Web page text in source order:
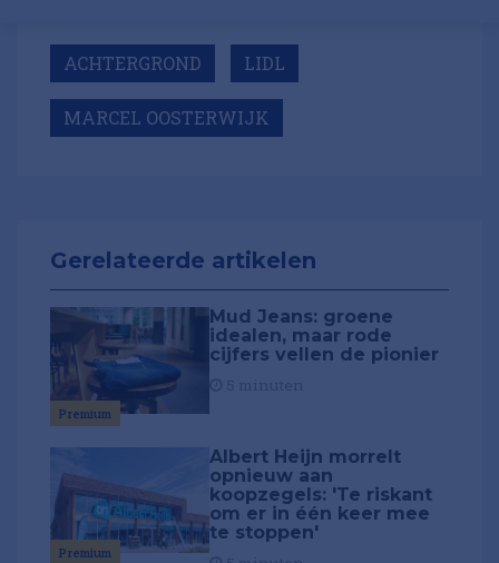
ACHTERGROND LIDL
MARCEL OOSTERWIJK
Gerelateerde artikelen
Premium
Mud Jeans: groene
idealen, maar rode
cijfers vellen de pionier
Premium
Albert Heijn morrelt
opnieuw aan
koopzegels: 'Te riskant
om er in één keer mee
te stoppen'